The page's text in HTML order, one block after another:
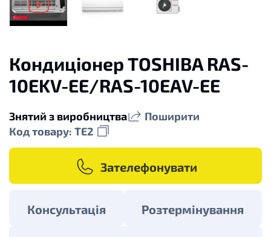
Кондиціонер TOSHIBA RAS-
10EKV-EE/RAS-10EAV-EE
Знятий з виробництва
Поширити
Код товару: TE2
Зателефонувати
Консультація Розтермінування